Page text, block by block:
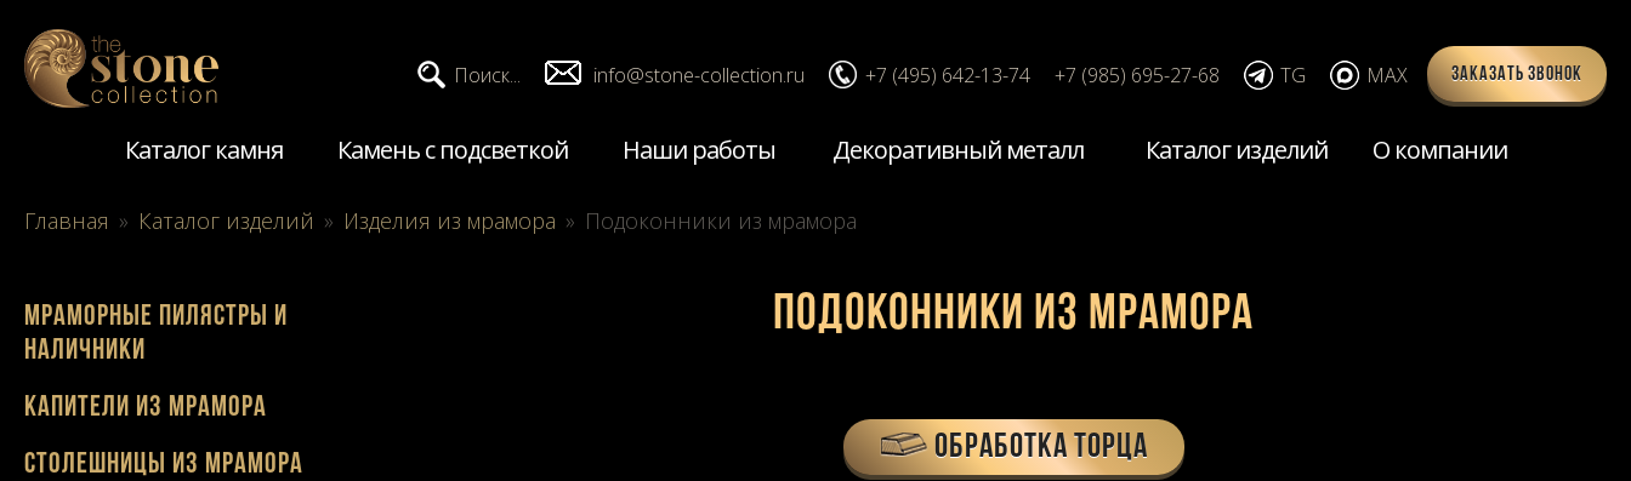
Заказать звонок
Поиск... info@stone-collection.ru +7 (495) 642-13-74 +7 (985) 695-27-68 TG MAX
Каталог камня Камень с подсветкой Наши работы Декоративный металл Каталог изделий О компании
Главная » Каталог изделий » Изделия из мрамора » Подоконники из мрамора
Мраморные пилястры и
наличники
Капители из мрамора
Столешницы из мрамора
Подоконники из мрамора
ОБРАБОТКА ТОРЦА